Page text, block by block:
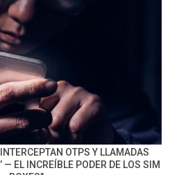
OTPS Y LLAMADAS
— EL INCREÍBLE PODER DE LOS SIM